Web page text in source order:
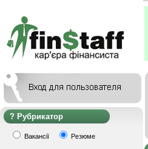
Рубрикатор
Вакансії Резюме